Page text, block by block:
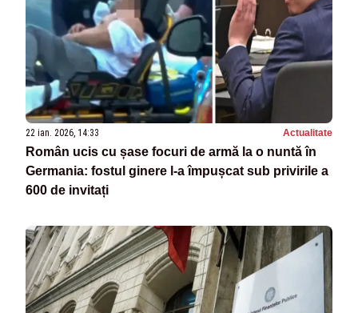
22 ian. 2026, 14:33 Actualitate
Român ucis cu șase focuri de armă la o nuntă în
Germania: fostul ginere l-a împușcat sub privirile a
600 de invitați